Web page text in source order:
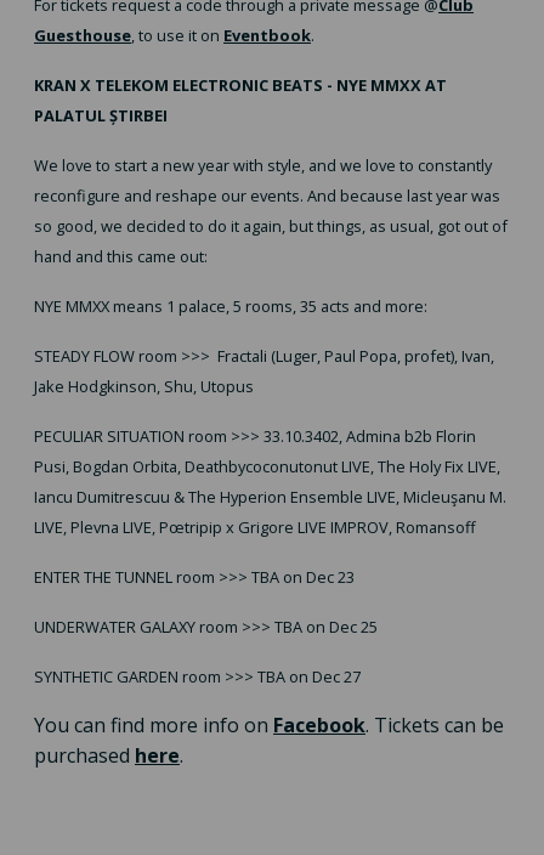
For tickets request a code through a private message @Club
Guesthouse, to use it on Eventbook.
KRAN X TELEKOM ELECTRONIC BEATS - NYE MMXX AT
PALATUL ȘTIRBEI
We love to start a new year with style, and we love to constantly
reconfigure and reshape our events. And because last year was
so good, we decided to do it again, but things, as usual, got out of
hand and this came out:
NYE MMXX means 1 palace, 5 rooms, 35 acts and more:
STEADY FLOW room >>> Fractali (Luger, Paul Popa, profet), Ivan,
Jake Hodgkinson, Shu, Utopus
PECULIAR SITUATION room >>> 33.10.3402, Admina b2b Florin
Pusi, Bogdan Orbita, Deathbycoconutonut LIVE, The Holy Fix LIVE,
Iancu Dumitrescuu & The Hyperion Ensemble LIVE, Micleuşanu M.
LIVE, Plevna LIVE, Pœtripip x Grigore LIVE IMPROV, Romansoff
ENTER THE TUNNEL room >>> TBA on Dec 23
UNDERWATER GALAXY room >>> TBA on Dec 25
SYNTHETIC GARDEN room >>> TBA on Dec 27
You can find more info on Facebook. Tickets can be
purchased here.